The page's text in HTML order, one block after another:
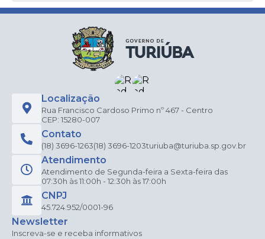
Localização
Rua Francisco Cardoso Primo nº 467 - Centro
CEP: 15280-007
Contato
(18) 3696-1263(18) 3696-1203turiuba@turiuba.sp.gov.br
Atendimento
Atendimento de Segunda-feira a Sexta-feira das
07:30h às 11:00h - 12:30h às 17:00h
CNPJ
45.724.952/0001-96
Newsletter
Inscreva-se e receba informativos